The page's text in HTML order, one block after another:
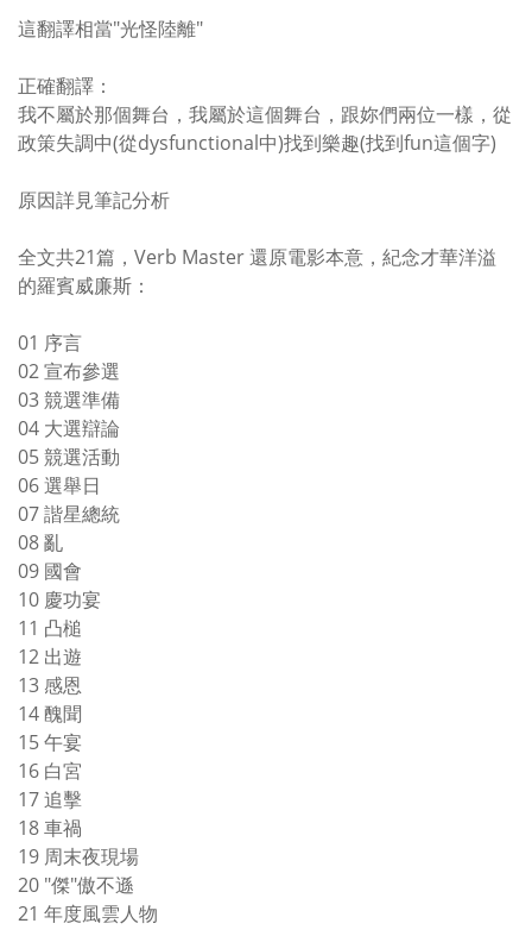
這翻譯相當"光怪陸離"
正確翻譯：
我不屬於那個舞台，我屬於這個舞台，跟妳們兩位一樣，從
政策失調中(從dysfunctional中)找到樂趣(找到fun這個字)
原因詳見筆記分析
全文共21篇，Verb Master 還原電影本意，紀念才華洋溢
的羅賓威廉斯：
01 序言
02 宣布參選
03 競選準備
04 大選辯論
05 競選活動
06 選舉日
07 諧星總統
08 亂
09 國會
10 慶功宴
11 凸槌
12 出遊
13 感恩
14 醜聞
15 午宴
16 白宮
17 追擊
18 車禍
19 周末夜現場
20 "傑"傲不遜
21 年度風雲人物